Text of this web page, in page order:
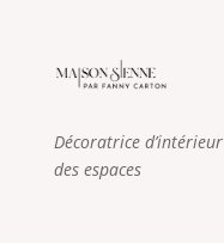
Décoratrice d’intérieur
des espaces